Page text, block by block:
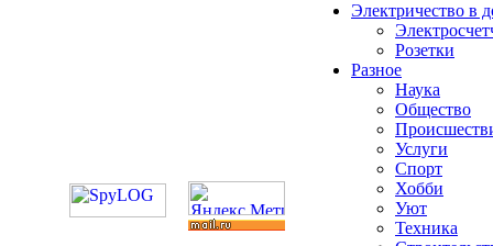
Электричество в
Розетки
Разное
Наука
Общество
Услуги
Спорт
Хобби
Уют
Техника